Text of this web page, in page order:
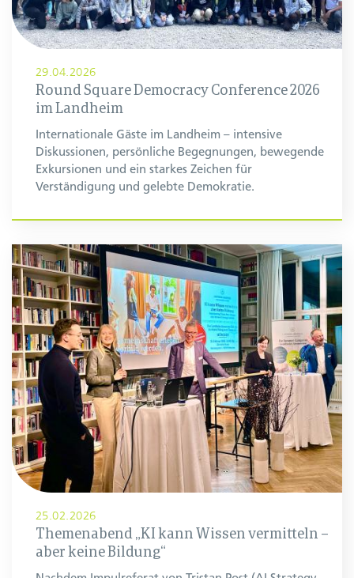
29.04.2026
Round Square Democracy Conference 2026
im Landheim
Internationale Gäste im Landheim – intensive
Diskussionen, persönliche Begegnungen, bewegende
Exkursionen und ein starkes Zeichen für
Verständigung und gelebte Demokratie.
25.02.2026
Themenabend „KI kann Wissen vermitteln –
aber keine Bildung“